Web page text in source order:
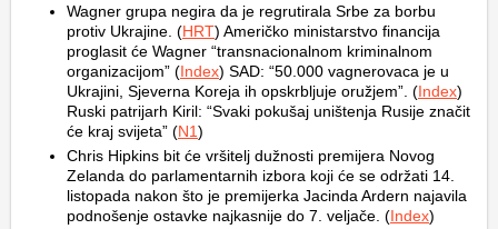
Wagner grupa negira da je regrutirala Srbe za borbu
protiv Ukrajine. (HRT) Američko ministarstvo financija
proglasit će Wagner “transnacionalnom kriminalnom
organizacijom” (Index) SAD: “50.000 vagnerovaca je u
Ukrajini, Sjeverna Koreja ih opskrbljuje oružjem”. (Index)
Ruski patrijarh Kiril: “Svaki pokušaj uništenja Rusije značit
će kraj svijeta” (N1)
Chris Hipkins bit će vršitelj dužnosti premijera Novog
Zelanda do parlamentarnih izbora koji će se održati 14.
listopada nakon što je premijerka Jacinda Ardern najavila
podnošenje ostavke najkasnije do 7. veljače. (Index)